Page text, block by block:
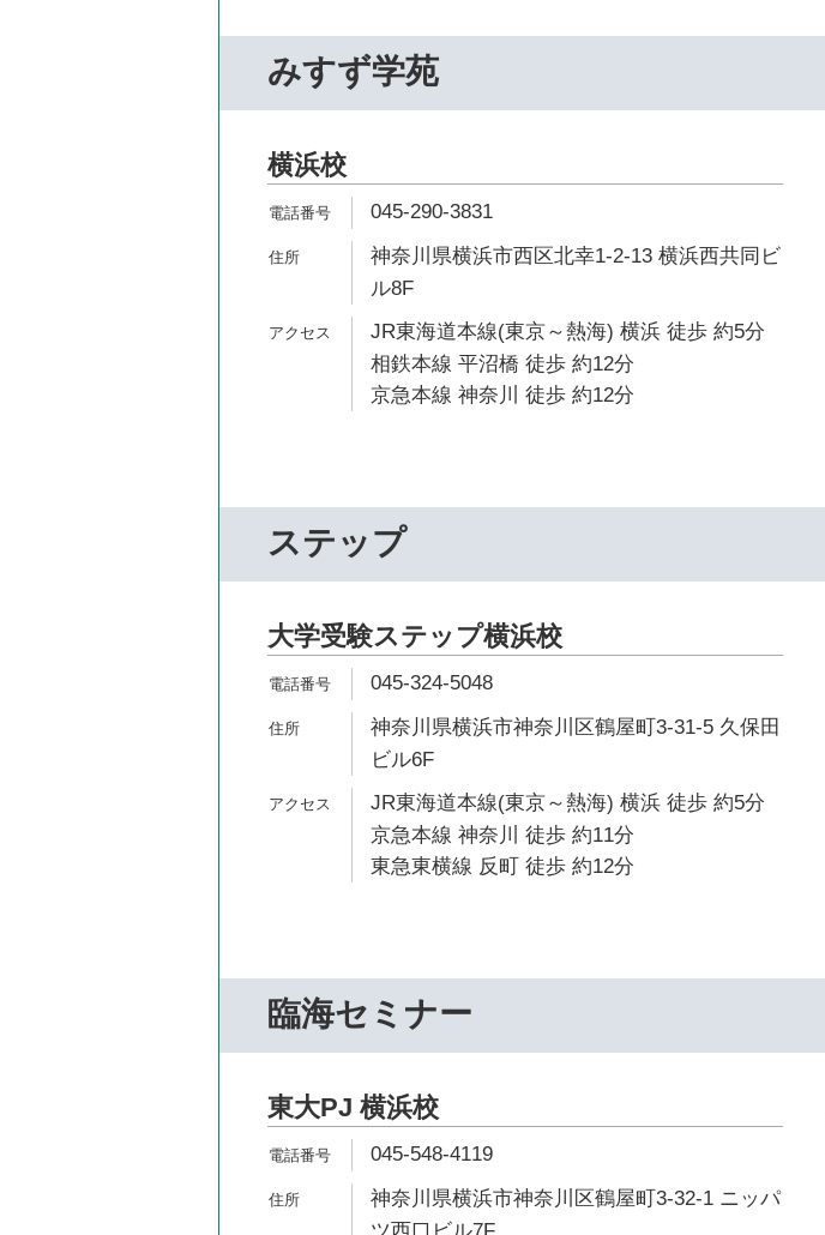
みすず学苑
横浜校
045-290-3831
神奈川県横浜市西区北幸1-2-13 横浜西共同ビ
ル8F
JR東海道本線(東京～熱海) 横浜 徒歩 約5分
相鉄本線 平沼橋 徒歩 約12分
京急本線 神奈川 徒歩 約12分
ステップ
大学受験ステップ横浜校
045-324-5048
神奈川県横浜市神奈川区鶴屋町3-31-5 久保田
ビル6F
JR東海道本線(東京～熱海) 横浜 徒歩 約5分
京急本線 神奈川 徒歩 約11分
東急東横線 反町 徒歩 約12分
臨海セミナー
東大PJ 横浜校
045-548-4119
神奈川県横浜市神奈川区鶴屋町3-32-1 ニッパ